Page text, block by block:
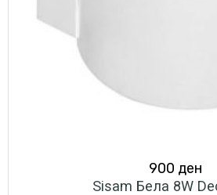
900 ден
Sisam Бела 8W